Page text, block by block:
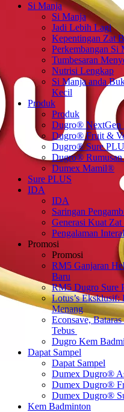
Si Manja
Si Manja
Jadi Lebih Lagi
Kepentingan Zat
Perkembangan Si
Tumbesaran
Nutrisi Lengkap
Si Manja anda
Kecil
Produk
Produk
Dugro® NextGen
Dugro® Fruit &
Dugro® Sure
Dugro® Rumusan
Dumex Mamil®
Sure PLUS
IDA
IDA
Saringan
Generasi Kuat Zat
Pengalaman
Promosi
Promosi
RM5 Ganjaran
Baru
RM5 Dugro Sure
Lotus’s Eksklusif:
Menang
Econsave,
Tebus ​
Dugro Kem
Dapat Sampel
Dapat Sampel
Dumex Dugro®
Dumex Dugro®
Dumex Dugro®
Kem Badminton